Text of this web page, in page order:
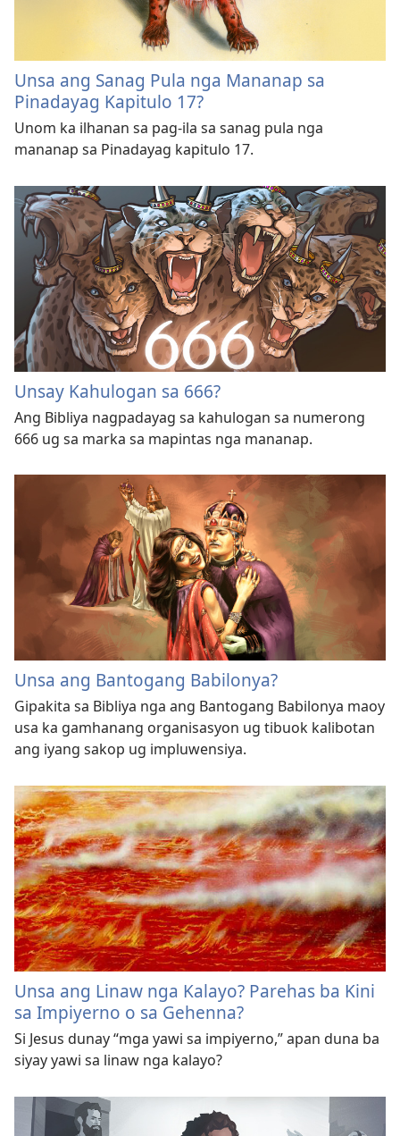
Unsa ang Sanag Pula nga Mananap sa
Pinadayag Kapitulo 17?
Unom ka ilhanan sa pag-ila sa sanag pula nga
mananap sa Pinadayag kapitulo 17.
Unsay Kahulogan sa 666?
Ang Bibliya nagpadayag sa kahulogan sa numerong
666 ug sa marka sa mapintas nga mananap.
Unsa ang Bantogang Babilonya?
Gipakita sa Bibliya nga ang Bantogang Babilonya maoy
usa ka gamhanang organisasyon ug tibuok kalibotan
ang iyang sakop ug impluwensiya.
Unsa ang Linaw nga Kalayo? Parehas ba Kini
sa Impiyerno o sa Gehenna?
Si Jesus dunay “mga yawi sa impiyerno,” apan duna ba
siyay yawi sa linaw nga kalayo?